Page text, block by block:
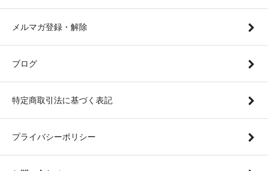
メルマガ登録・解除
ブログ
特定商取引法に基づく表記
プライバシーポリシー